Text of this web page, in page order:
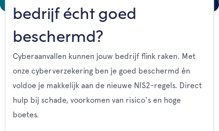
bedrijf écht goed
beschermd?
Cyberaanvallen kunnen jouw bedrijf flink raken. Met
onze cyberverzekering ben je goed beschermd én
voldoe je makkelijk aan de nieuwe NIS2-regels. Direct
hulp bij schade, voorkomen van risico's en hoge
boetes.